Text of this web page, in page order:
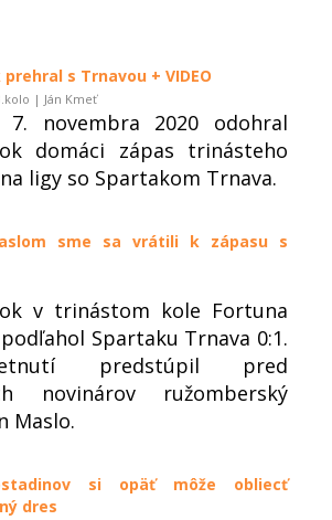
s Trnavou + VIDEO
| Ján Kmeť
novembra 2020 odohral
domáci zápas trinásteho
ligy so Spartakom Trnava.
sme sa vrátili k zápasu s
v trinástom kole Fortuna
Spartaku Trnava 0:1.
predstúpil pred
novinárov ružomberský
Maslo.
si opäť môže obliecť
dres